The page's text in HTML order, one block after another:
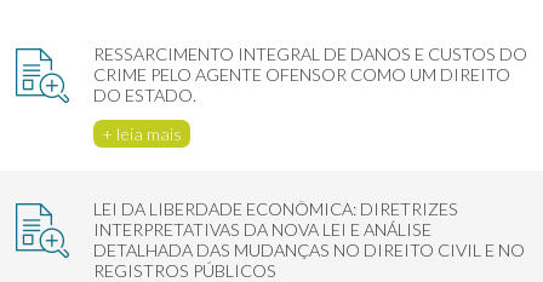
RESSARCIMENTO INTEGRAL DE DANOS E CUSTOS DO
CRIME PELO AGENTE OFENSOR COMO UM DIREITO
DO ESTADO.
+ leia mais
LEI DA LIBERDADE ECONÔMICA: DIRETRIZES
INTERPRETATIVAS DA NOVA LEI E ANÁLISE
DETALHADA DAS MUDANÇAS NO DIREITO CIVIL E NO
REGISTROS PÚBLICOS